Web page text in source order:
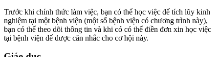
Trước khi chính thức làm việc, bạn có thể học việc để tích lũy kinh
nghiệm tại một bệnh viện (một số bệnh viện có chương trình này),
bạn có thể theo dõi thông tin và khi có có thể điền đơn xin học việc
tại bệnh viện để được cân nhắc cho cơ hội này.